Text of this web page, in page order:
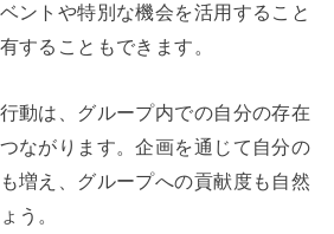
ントや特別な機会を活用すること
することもできます。
動は、グループ内での自分の存在
ながります。企画を通じて自分の
増え、グループへの貢献度も自然
う。